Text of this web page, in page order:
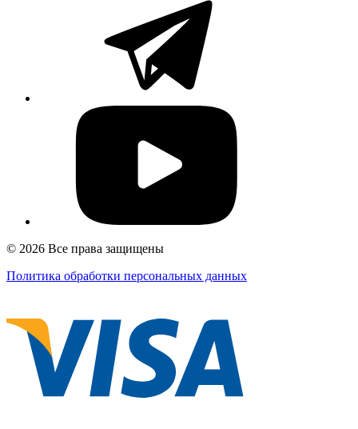
© 2026 Все права защищены
Политика обработки персональных данных